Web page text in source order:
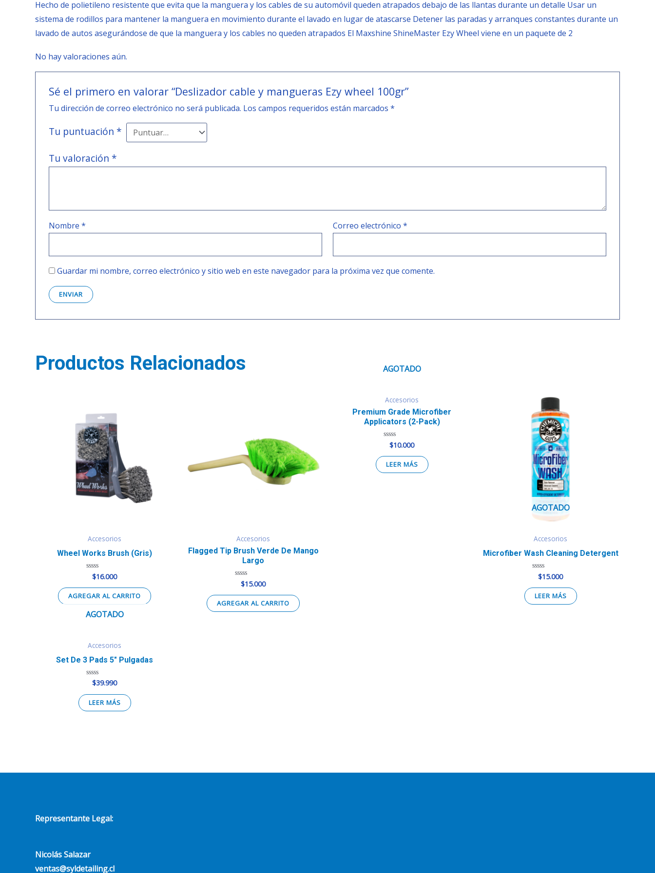
Hecho de polietileno resistente que evita que la manguera y los cables de su automóvil queden atrapados debajo de las llantas durante un detalle Usar un
sistema de rodillos para mantener la manguera en movimiento durante el lavado en lugar de atascarse Detener las paradas y arranques constantes durante un
lavado de autos asegurándose de que la manguera y los cables no queden atrapados El Maxshine ShineMaster Ezy Wheel viene en un paquete de 2
No hay valoraciones aún.
Sé el primero en valorar “Deslizador cable y mangueras Ezy wheel 100gr”
Tu dirección de correo electrónico no será publicada. Los campos requeridos están marcados *
Tu puntuación *
Tu valoración *
Nombre * Correo electrónico*
Guardar mi nombre, correo electrónico y sitio web en este navegador para la próxima vez que comente.
Productos Relacionados
Accesorios
Wheel Works Brush (Gris)
Valorado
0
de
$16.000
AGREGAR AL CARRITO
Accesorios
Flagged Tip Brush Verde De Mango
Largo
Valorado
0
de
$15.000
AGREGAR AL CARRITO
AGOTADO
Accesorios
Premium Grade Microfiber
Applicators (2-Pack)
Valorado
0
de
$10.000
LEER MÁS
AGOTADO
Accesorios
Microfiber Wash Cleaning Detergent
Valorado
0
de
$15.000
LEER MÁS
AGOTADO
Accesorios
Set De 3 Pads 5″ Pulgadas
Valorado
0
de
5
$39.990
LEER MÁS
Representante Legal:
Nicolás Salazar
ventas@syldetailing.cl